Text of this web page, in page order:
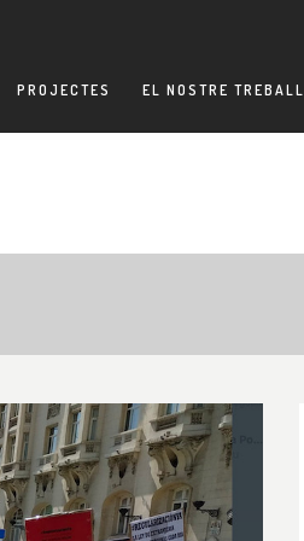
PROJECTES EL NOSTRE TREBALL